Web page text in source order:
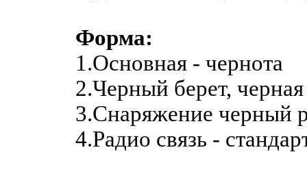
Форма:
1.Основная - чернота
2.Черный берет,
3.Снаряжение черный
4.Радио связь -